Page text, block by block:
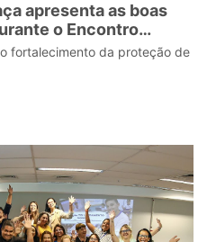
apresenta as boas
o Encontro
da Infância e
fortalecimento da proteção de